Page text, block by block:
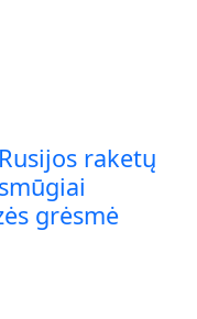
raketų
grėsmė